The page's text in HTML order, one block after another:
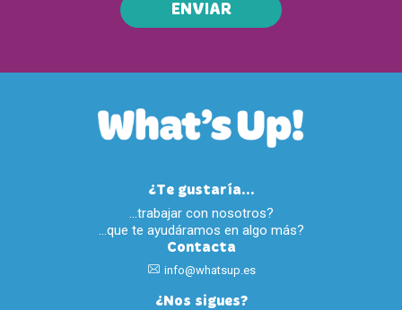
ENVIAR
¿Te gustaría...
…trabajar con nosotros?
…que te ayudáramos en algo más?
Contacta
info@whatsup.es
¿Nos sigues?